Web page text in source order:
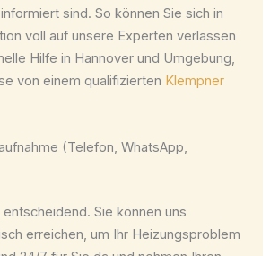
sind. So können Sie sich in
voll auf unsere Experten verlassen
Hilfe in Hannover und Umgebung,
von einem qualifizierten Klempner
(Telefon, WhatsApp,
Sie können uns
erreichen, um Ihr Heizungsproblem